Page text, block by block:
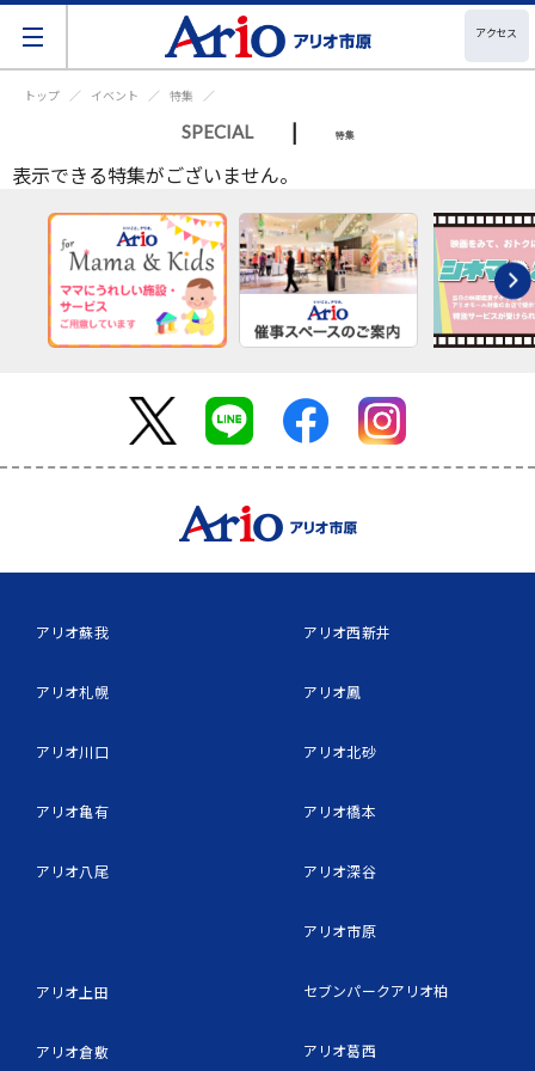
アクセス
トップ イベント 特集
SPECIAL | 特集
表示できる特集がございません。
アリオ蘇我
アリオ札幌
アリオ川口
アリオ亀有
アリオ八尾
アリオ上田
アリオ倉敷
アリオ西新井
アリオ鳳
アリオ北砂
アリオ橋本
アリオ深谷
アリオ市原
セブンパークアリオ柏
アリオ葛西